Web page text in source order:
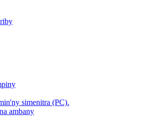
simenitra (PC).
ambany